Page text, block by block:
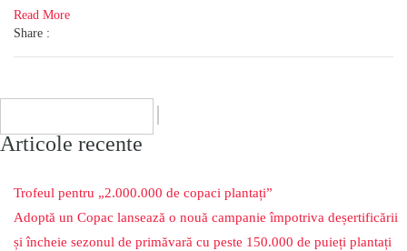
Read More
Share :
Articole recente
Trofeul pentru „2.000.000 de copaci plantați”
Adoptă un Copac lansează o nouă campanie împotriva deșertificării
și încheie sezonul de primăvară cu peste 150.000 de puieți plantați